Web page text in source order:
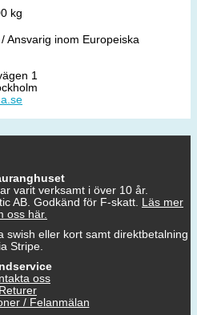
kg
Ansvarig inom Europeiska
1
varit verksamt i över 10 år.
AB. Godkänd för F-skatt. Läs mer
oss här.
swish eller kort samt direktbetalning
Stripe.
oss
Returer
/ Felanmälan